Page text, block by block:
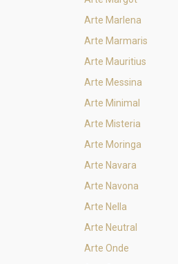
Arte Marlena
Arte Marmaris
Arte Mauritius
Arte Messina
Arte Minimal
Arte Misteria
Arte Moringa
Arte Navara
Arte Navona
Arte Nella
Arte Neutral
Arte Onde